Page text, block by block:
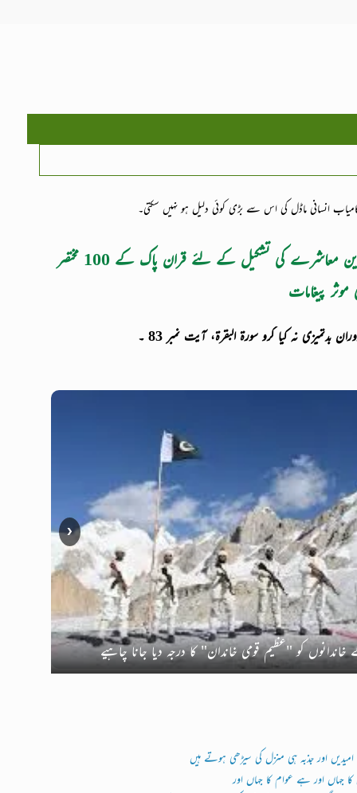
انسانی ماڈل کی اس سے بڑی کوئی دلیل ہو نہیں سکتی۔
ایک بہترین معاشرے کی تشکیل کے لئے ‏قران پاک کے 100 مختصر
موثر پیغامات
بدتمیزی نہ کیا کرو سورۃ البقرۃ، آیت نمبر 83 ۔
خاندانوں کو "عظیم قومی خاندان" کا درجہ دیا جانا چاہیے
پر اسلامی تشخص کا تحفظ حکومت کی ذمہ داری ہے۔
❮
اور جذبہ ہی منزل کی سیڑھی ہوتے ہیں
کا جہاں اور ہے عوام کا جہاں اور